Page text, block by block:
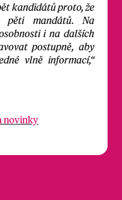
kandidátů proto, že
pěti mandátů. Na
i na dalších
postupně, aby
vlně informací,“
novinky